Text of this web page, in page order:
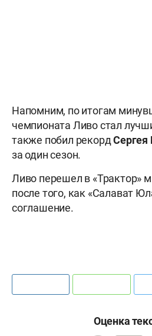
Напомним, по итогам
чемпионата Ливо стал
также побил рекордСергея
за один сезон.
Ливо перешел в «Трактор»
после того, как «Салават
соглашение.
Оценка